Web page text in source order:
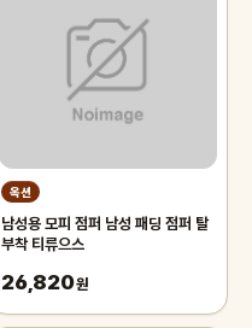
옥션
남성용 모피 점퍼 남성 패딩 점퍼 탈
부착 티류으스
26,820원